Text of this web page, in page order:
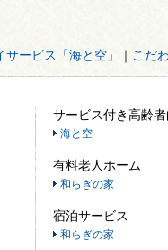
サービス「海と空」 ｜ こだ
サービス付き高齢
海と空
有料老人ホーム
和らぎの家
宿泊サービス
和らぎの家